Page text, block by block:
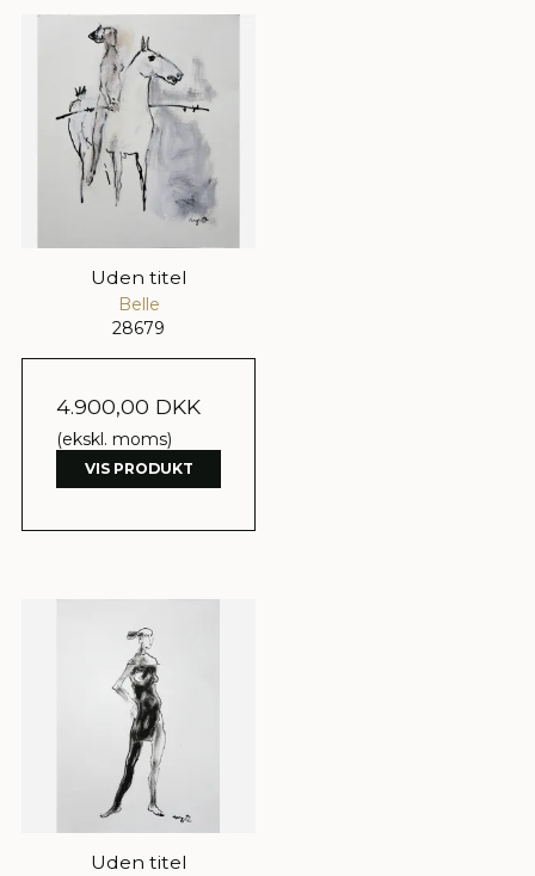
Uden titel
Belle
28679
4.900,00 DKK
(ekskl. moms)
VIS PRODUKT
Uden titel